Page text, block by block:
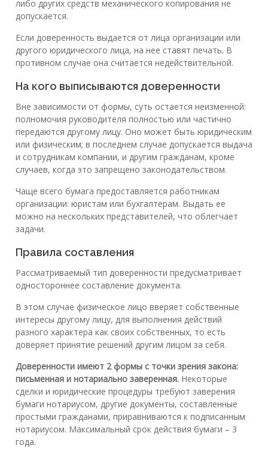
либо других средств механического копирования не
допускается.
Если доверенность выдается от лица организации или
другого юридического лица, на нее ставят печать. В
противном случае она считается недействительной.
На кого выписываются доверенности
Вне зависимости от формы, суть остается неизменной:
полномочия руководителя полностью или частично
передаются другому лицу. Оно может быть юридическим
или физическим; в последнем случае допускается выдача
и сотрудникам компании, и другим гражданам, кроме
случаев, когда это запрещено законодательством.
Чаще всего бумага предоставляется работникам
организации: юристам или бухгалтерам. Выдать ее
можно на нескольких представителей, что облегчает
задачи.
Правила составления
Рассматриваемый тип доверенности предусматривает
одностороннее составление документа.
В этом случае физическое лицо вверяет собственные
интересы другому лицу, для выполнения действий
разного характера как своих собственных, то есть
доверяет принятие решений другим лицом за себя.
Доверенности имеют 2 формы с точки зрения закона:
письменная и нотариально заверенная. Некоторые
сделки и юридические процедуры требуют заверения
бумаги нотариусом, другие документы, составленные
простыми гражданами, приравниваются к подписанным
нотариусом. Максимальный срок действия бумаги – 3
года.